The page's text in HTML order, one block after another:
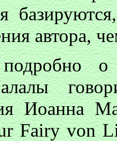
автора,
о
Иоанна
Fairy von